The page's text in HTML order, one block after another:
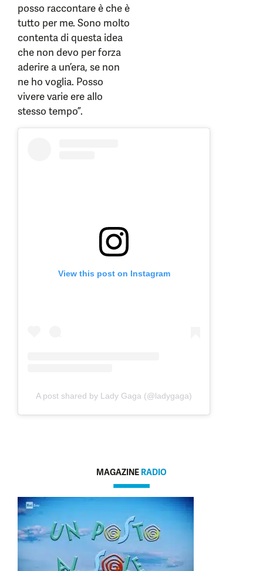
posso raccontare è che è
tutto per me. Sono molto
contenta di questa idea
che non devo per forza
aderire a un’era, se non
ne ho voglia. Posso
vivere varie ere allo
stesso tempo”.
View this post on Instagram
A post shared by Lady Gaga (@ladygaga)
MAGAZINE RADIO